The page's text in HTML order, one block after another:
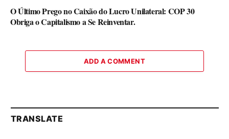
O Último Prego no Caixão do Lucro Unilateral: COP 30
Obriga o Capitalismo a Se Reinventar.
ADD A COMMENT
TRANSLATE